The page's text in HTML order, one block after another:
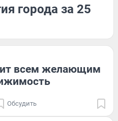
города за 25
всем желающим
Обсудить